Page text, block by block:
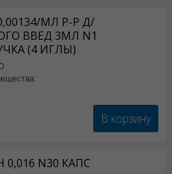
МЛ Р-Р Д/
ВВЕД 3МЛ N1
(4 ИГЛЫ)
В корзину
0,016 N30 КАПС